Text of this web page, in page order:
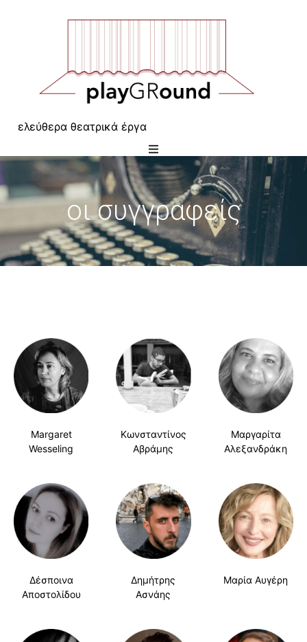
ελεύθερα θεατρικά έργα
οι συγγραφείς
Margaret
Wesseling
Κωνσταντίνος
Αβράμης
Μαργαρίτα
Αλεξανδράκη
Δέσποινα
Αποστολίδου
Δημήτρης
Ασνάης
Μαρία Αυγέρη